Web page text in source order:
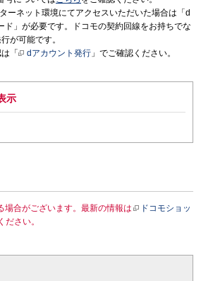
ーネット環境にてアクセスいただいた場合は「d
ド」が必要です。ドコモの契約回線をお持ちでな
が可能です。
「
dアカウント発行 」でご確認ください。
示
場合がございます。最新の情報は
ドコモショッ
ださい。